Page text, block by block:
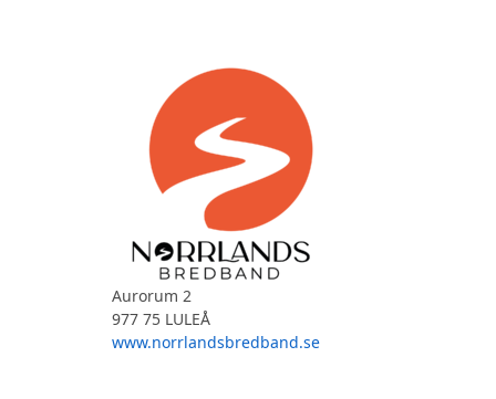
Aurorum 2
977 75 LULEÅ
www.norrlandsbredband.se